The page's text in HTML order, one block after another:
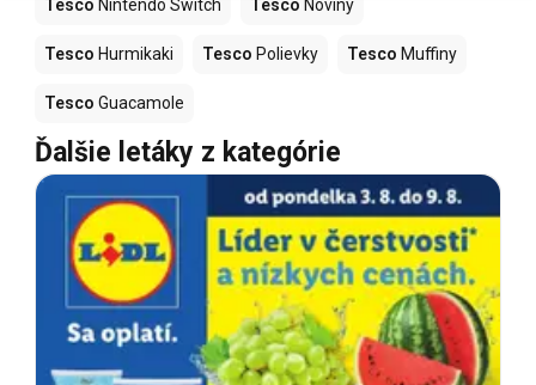
Tesco Nintendo Switch Tesco Noviny
Tesco Hurmikaki Tesco Polievky Tesco Muffiny
Tesco Guacamole
Ďalšie letáky z kategórie